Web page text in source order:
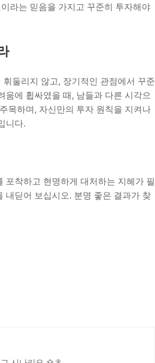
라는 믿음을 가지고 꾸준히 투자해야
둘리지 않고, 장기적인 관점에서 꾸준
에 휩싸였을 때, 남들과 다른 시각으
목하며, 자신만의 투자 원칙을 지켜나
니다.
포착하고 현명하게 대처하는 지혜가 필
내딛어 보십시오. 분명 좋은 결과가 찾